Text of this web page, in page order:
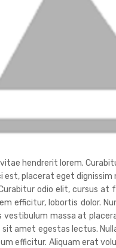
hendrerit lorem.
est, placerat eget
odio elit, cursus
efficitur, lobortis dolor.
massa at
amet egestas lectus.
efficitur. Aliquam erat